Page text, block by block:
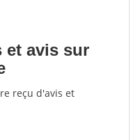
et avis sur
reçu d'avis et